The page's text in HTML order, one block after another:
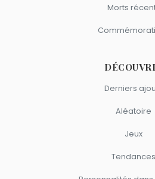
Morts
Derniers
Aléatoire
Jeux
Tendances